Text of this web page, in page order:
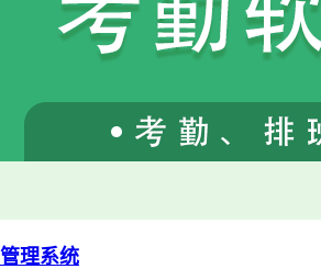
理系统